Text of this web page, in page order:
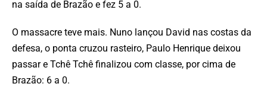
na saída de Brazão e fez 5 a 0.
O massacre teve mais. Nuno lançou David nas costas da
defesa, o ponta cruzou rasteiro, Paulo Henrique deixou
passar e Tchê Tchê finalizou com classe, por cima de
Brazão: 6 a 0.